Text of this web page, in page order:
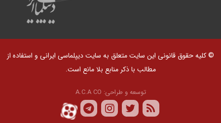
© کلیه حقوق قانونی این سایت متعلق به سایت دیپلماسی ایرانی و استفاده از
مطالب با ذکر منابع بلا مانع است.
توسعه و طراحی: A.C.A CO